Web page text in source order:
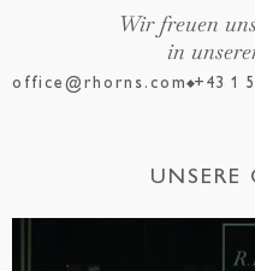
Wir freuen
in
office@rhorns.com +43 1
UNSERE